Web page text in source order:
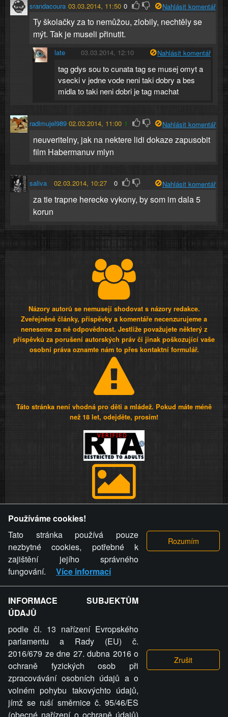
srandacoura 03.03.2014, 11:50 0 Nahlásit komentář
Ty školačky za to nemůžou, zlobily, nechtěly se
mýt. Tak je museli přinutit.
late 03.03.2014, 12:10 Nahlásit komentář
tag gdys sou to cunata tag se musej omyt a
vsecki v jedne vode neni taki dobry a bes
midla to taki neni dobri je tag machat
radimujel989 02.03.2014, 11:00 1 Nahlásit komentář
neuveritelny, jak na nektere lidi dokaze zapusobit
film Habermanuv mlyn
saliva 02.03.2014, 10:27 0 Nahlásit komentář
za tie trapne herecke vykony, by som im dala 5
korun
Názory autorů se nemusejí shodovat s názory redakce.
Zveřejněné články, příspěvky a komentáře necenzurujeme a
neneseme za ně odpovědnost. Jestliže považujete některý z
příspěvků za porušení autorských práv či jinak poškozující vaše
osobní práva oznamte nám to přes kontaktní formulář.
Táto stránka není vhodná pro děti a mládež. Pokud máte méně
než 18 let, odejděte, prosím!
videa a komentáře. Osoba, které se toto opatření provozovatele
stránky týče, ani osoba, která umístila fotografii nebo video na
stránku, nemůže z důvodu odstranění fotografie, videa nebo
komentáře pro výše uvedenou okolnost uplatnit vůči
provozovateli stránky žádný nárok na náhradu škody nebo
nemajetkové újmy.
ZVRÁCENÝ.CZ - Svět není zvrácenej. To jen
ty lidi...
ZVRÁCENÝ.CZ
PRAVIDLA A PODMÍNKY GDPR
Používáme cookies!
Tato stránka používá pouze
nezbytné cookies, potřebné k
zajištění jejího správného
fungování.
Více informací
INFORMACE SUBJEKTŮM
ÚDAJŮ
podle čl. 13 nařízení Evropského
parlamentu a Rady (EU) č.
2016/679 ze dne 27. dubna 2016 o
ochraně fyzických osob při
zpracovávání osobních údajů a o
volném pohybu takovýchto údajů,
jímž se ruší směrnice č. 95/46/ES